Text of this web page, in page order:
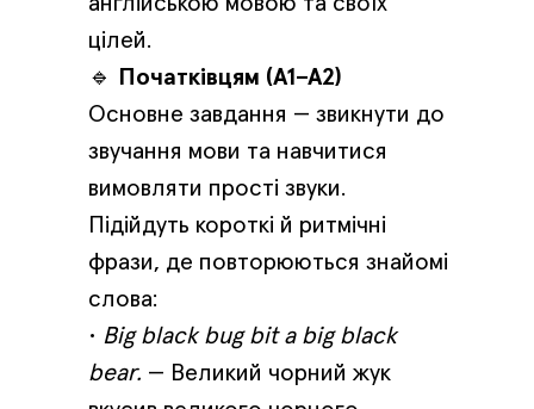
цілей.
🔹
Початківцям (A1–A2)
Основне завдання — звикнути до
звучання мови та навчитися
вимовляти прості звуки.
Підійдуть короткі й ритмічні
фрази, де повторюються знайомі
слова:
• Big black bug bit a big black
bear. — Великий чорний жук